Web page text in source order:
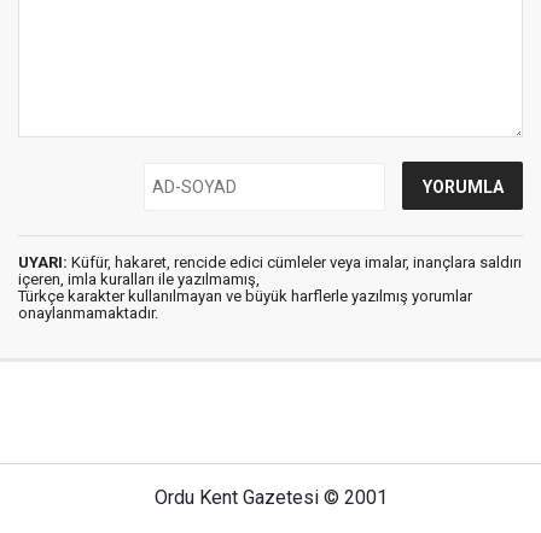
UYARI: Küfür, hakaret, rencide edici cümleler veya imalar, inançlara saldırı
içeren, imla kuralları ile yazılmamış,
Türkçe karakter kullanılmayan ve büyük harflerle yazılmış yorumlar
onaylanmamaktadır.
Ordu Kent Gazetesi © 2001